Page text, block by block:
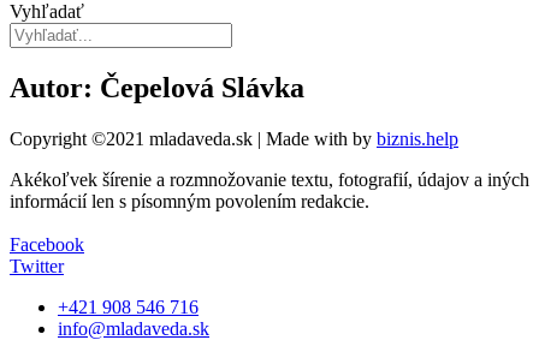
Vyhľadať
Autor: Čepelová Slávka
Copyright ©2021 mladaveda.sk | Made with by biznis.help
Akékoľvek šírenie a rozmnožovanie textu, fotografií, údajov a iných
informácií len s písomným povolením redakcie.
Facebook
Twitter
+421 908 546 716
info@mladaveda.sk